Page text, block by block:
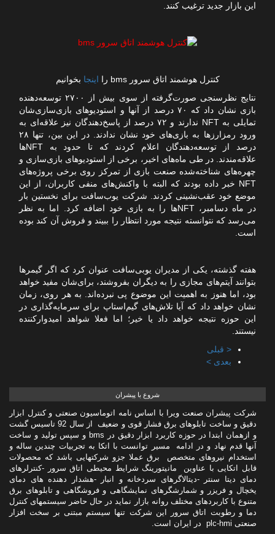
این بازار جدید ترغیب کنند.
کنترل هوشمند اتاق سرور bms را اینجا بخوانیم
نتایج نظرسنجی صورت‌گرفته از سوی بیش از ۲۷۰۰ توسعه‌دهنده
بازی نشان داد که ۷۰ درصد از آنها و استودیوهای بازی‌سازی‌شان
تمایلی به NFT ندارند و ۷۲ درصد از پاسخ‌دهندگان نیز علاقه‌ای به
ورود رمزارزها به بازی‌های خود نشان ندادند. در این بین، تنها ۲۸
درصد از توسعه‌دهندگان اعلام کردند که تا حدود به NFTها
علاقه‌مندند. در طی ماه‌های اخیر، برخی از استودیوهای بازی‌سازی و
چهره‌های شناخته‌شده صنعت بازی از تمرکز روی برخی پروژه‌های
NFT خبر داده بودند که البته با واکنش‌های منفی کاربران، از این
موضع خود عقب‌نشینی کردند. شرکت یوب‌سافت برای نخستین بار
در ماه دسامبر، NFTها را به بازی خود اضافه کرد. اما به نظر
می‌رسد که نتوانسته نتیجه مورد انتظار را ببیند و فروش آن کند بوده
است.
هفته گذشته، یکی از مدیران یوبی‌سافت عنوان کرد که اگر گیمرها
بتوانند آیتم‌های مجازی را به دیگران بفروشند، برای‌شان مفید خواهد
بود، اما هنوز به اهمیت این موضوع پی نبرده‌اند. به هر روی، زمان
نشان خواهد داد که آیا تلاش‌های گیم‌استاپ برای سرمایه‌گذاری در
این حوزه نتیجه خواهد داد یا خیر؛ اما فعلا شواهد امیدوارکننده
نیستند.
< قبلی
بعدی >
شروع با پیشران
شرکت پیشران صنعت ویرا با اساس نامه اتوماسیون صنعتی و کنترل ابزار
دقیق و ساخت تابلوهای برق فشار قوی و ضعیف از سال 92 تاسیس گشت
و ازهمان ابتدا در حوزه کاربرد ابزار دقیق در bms و سپس تولید و ساخت
آنها قدم نهاد و در ادامه مسیر توانست با اتکا به تجربیات چندین ساله و
استخدام نیروهای متخصص برق عملا جزو شرکتهایی باشد که محصولات
قابل اتکایی با عناوین مانیتورینگ شرایط محیطی اتاق سرور -کنترلرهای
دمای دیتا سنتر -دیتالاگرهای سردخانه و انبار -هشدار دهنده های دمای
یخچال و فریزر و شمارشگرهای نمایشگاهی و فروشگاهی و تابلوهای برق
متنوع با کاربردهای مختلف روانه بازار نماید در حال حاضر سیستمهای کنترل
دما و رطوبت اتاق سرور این شرکت تنها سیستم مبتنی بر سخت افزار
صنعتی plc-hmi در ایران است.